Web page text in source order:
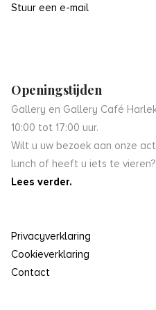
Stuur een e-mail
Openingstijden
Gallery en Gallery Café
10:00 tot 17:00 uur.
Wilt u uw bezoek aan onze
lunch of heeft u iets te
Lees verder.
Privacyverklaring
Cookieverklaring
Contact